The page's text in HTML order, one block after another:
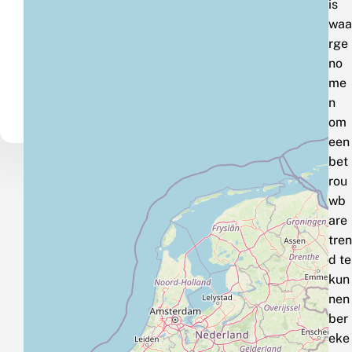
is
waa
rge
no
me
n
om
een
bet
rou
wb
are
tren
d te
kun
nen
ber
eke